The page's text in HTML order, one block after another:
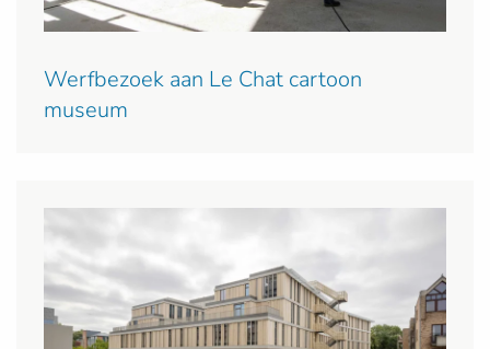
Werfbezoek aan Le Chat cartoon
museum